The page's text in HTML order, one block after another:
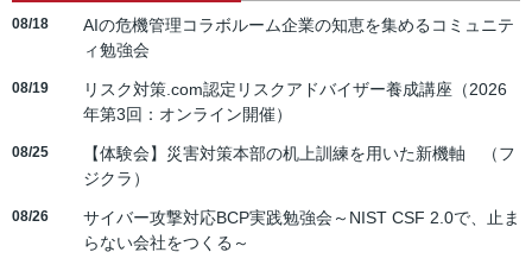
08/18
AIの危機管理コラボルーム企業の知恵を集めるコミュニテ
ィ勉強会
08/19
リスク対策.com認定リスクアドバイザー養成講座（2026
年第3回：オンライン開催）
08/25
【体験会】災害対策本部の机上訓練を用いた新機軸 （フ
ジクラ）
08/26
サイバー攻撃対応BCP実践勉強会～NIST CSF 2.0で、止ま
らない会社をつくる～